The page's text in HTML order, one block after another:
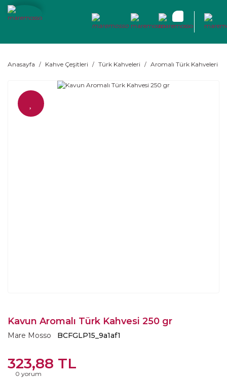
Anasayfa Kahve Çeşitleri Türk Kahveleri Aromalı Türk Kahveleri
Kavun Aromalı Türk Kahvesi 250 gr
Mare Mosso BCFGLP15_9a1af1
323,88 TL
0 yorum